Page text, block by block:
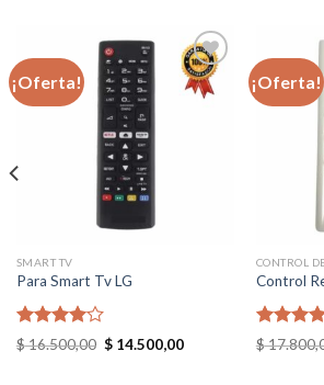
¡Oferta!
SMART TV
Para Smart Tv LG
Valorado
en
$16.500,00 Original
$14.500,00Current
¡Oferta!
CONTROL
Control
Valorado
en
$